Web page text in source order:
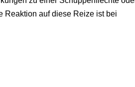
Reaktion auf diese Reize ist bei